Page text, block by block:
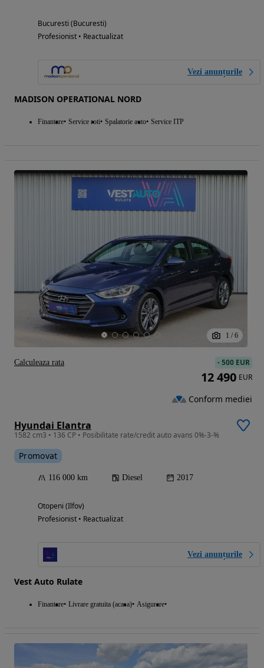
Bucuresti (Bucuresti)
Profesionist • Reactualizat
Vezi anunțurile
MADISON OPERATIONAL NORD
Finantare Service roti Spalatorie auto Service ITP
1 / 6
Hyundai Elantra
1582 cm3 • 136 CP • Posibilitate rate/credit auto avans 0%-3-%
Promovat
116 000 km Diesel 2017
Otopeni (Ilfov)
Profesionist • Reactualizat
Vezi anunțurile
Vest Auto Rulate
Finantare Livrare gratuita (acasa) Asigurare
-500 EUR
12 490 EUR
Conform mediei
Calculeaza rata